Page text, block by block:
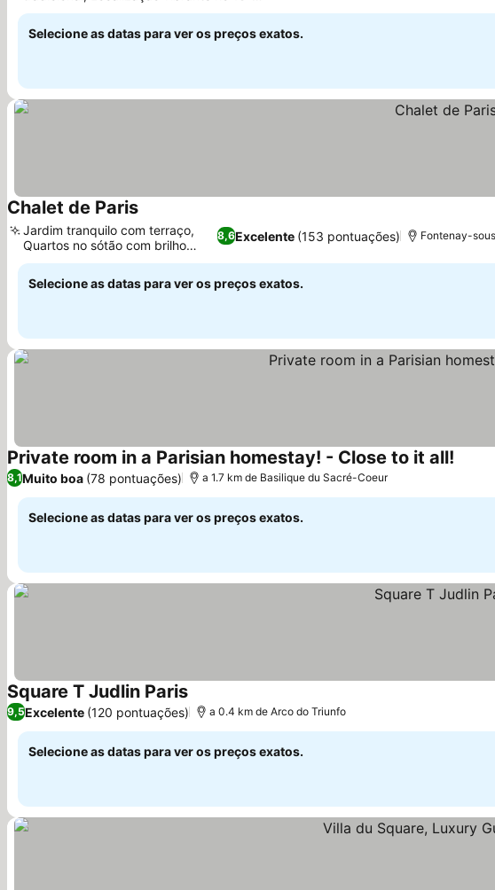
arrondissement
Selecione as datas para ver os preços exatos.
Chalet de Paris
8,6Excelente (153 pontuações)
Jardim tranquilo com terraço,
Quartos no sótão com brilho
único
Fontenay-
Selecione as datas para ver os preços exatos.
Private room in a Parisian homestay! - Close to it all!
8,1Muito boa (78 pontuações) a 1.7 km de Basilique du Sacré-Coeur
Selecione as datas para ver os preços exatos.
Square T Judlin Paris
9,5Excelente (120 pontuações) a 0.4 km de Arco do Triunfo
Selecione as datas para ver os preços exatos.